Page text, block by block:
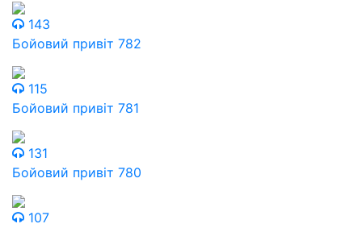
143
Бойовий привіт 782
115
Бойовий привіт 781
131
Бойовий привіт 780
107